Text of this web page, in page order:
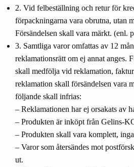
2. Vid felbeställning och retur för
förpackningarna vara obrutna, utan
Försändelsen skall vara märkt. (enl.
3. Samtliga varor omfattas av 12
reklamationsrätt om ej annat anges.
skall medfölja vid reklamation,
reklamation skall försändelsen vara
följande skall infrias:
– Reklamationen har ej orsakats av
– Produkten är inköpt från Gelins-
– Produkten skall vara komplett,
– Varor som återsändes mot
ut.